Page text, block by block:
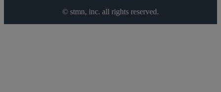
©️ stmn, inc. all rights reserved.